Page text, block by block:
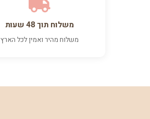
משלוח תוך 48 שעות
משלוח מהיר ואמין לכל הארץ